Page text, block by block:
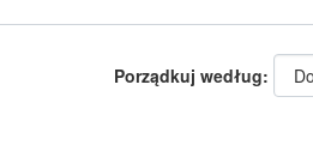
Porządkuj według